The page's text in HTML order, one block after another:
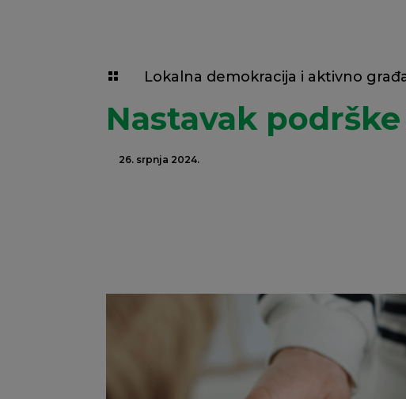
 Lokalna demokracija i aktivno
Nastavak
26. srpnja 2024.